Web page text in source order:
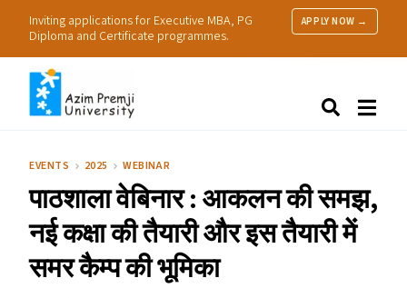
Inviting applications for Executive MBA, PG
Diploma and Certificate programmes.
APPLY NOW →
Research
Practice
Resources
EVENTS 2025 WEBINAR
पाठशाला वेबिनार : आकलन की समझ,
नई कक्षा की तैयारी और इस तैयारी में
समर कैम्प की भूमिका